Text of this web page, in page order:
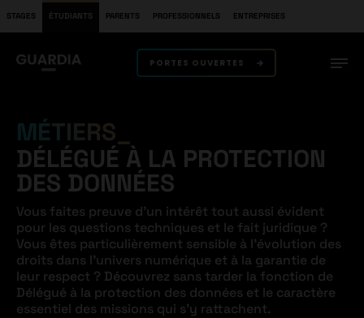
STAGES ÉTUDIANTS PARENTS PROFESSIONNELS ENTREPRISES
PORTES OUVERTES
MÉTIERS
DÉLÉGUÉ À LA PROTECTION
DES DONNÉES
Vous faites preuve d’un intérêt tout aussi évident
pour les questions techniques et le fait juridique ?
Vous êtes particulièrement sensible à l’évolution des
droits dans l’univers numérique et à la garantie de
leur respect ? Découvrez sans tarder la fonction de
Délégué à la protection des données et le caractère
essentiel des missions qui s’y rattachent.